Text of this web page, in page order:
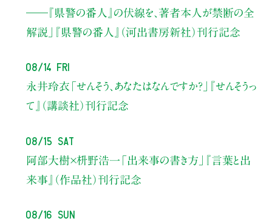
――『県警の番人』の伏線を、著者本人が禁断の全
解説」
『県警の番人』（河出書房新社）刊行記念
08/14 Fri
永井玲衣 「せんそう、あなたはなんですか？」
『せんそうっ
て』（講談社）刊行記念
08/15 Sat
阿部大樹×枡野浩一 「出来事の書き方」
『言葉と出
来事』（作品社）刊行記念
08/16 Sun